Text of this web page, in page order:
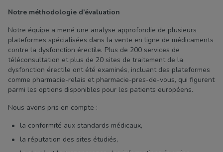
Notre méthodologie d’évaluation
Notre équipe a mené une analyse approfondie de plusieurs
plateformes spécialisées dans la vente en ligne de médicaments
contre la dysfonction érectile. Plus de 200 services de
téléconsultation et plus de 20 sites de traitement de la
dysfonction érectile ont été examinés, incluant des plateformes
comme pharmacie-relais et pharmacie-pres-de-vous, qui figurent
parmi les options disponibles pour les patients européens.
Nous avons pris en compte :
la conformité aux standards médicaux,
la réputation des sites étudiés,